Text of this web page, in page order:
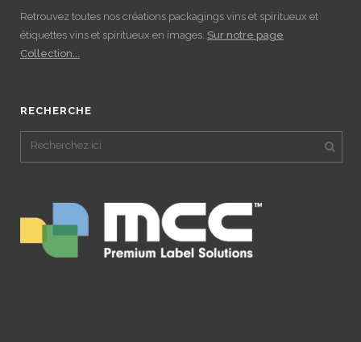
Retrouvez toutes nos créations packagings vins et spiritueux et
étiquettes vins et spiritueux en images. Sur notre page
Collection...
RECHERCHE